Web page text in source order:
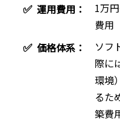
✅ 運用費用：
1万
費用
✅ 価格体系：
ソフ
際に
環境
るた
築費